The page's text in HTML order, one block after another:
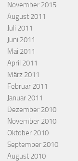
November 2015
August 2011
Juli 2011
Juni 2011
Mai 2011
April 2011
März 2011
Februar 2011
Januar 2011
Dezember 2010
November 2010
Oktober 2010
September 2010
August 2010